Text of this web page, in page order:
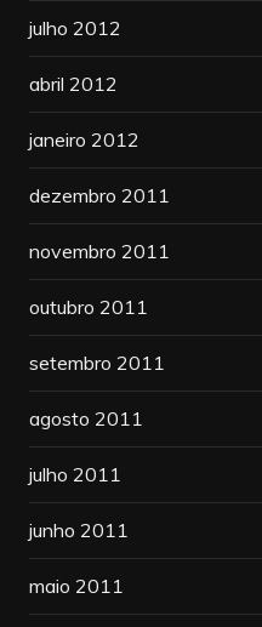
julho 2012
abril 2012
janeiro 2012
dezembro 2011
novembro 2011
outubro 2011
setembro 2011
agosto 2011
julho 2011
junho 2011
maio 2011